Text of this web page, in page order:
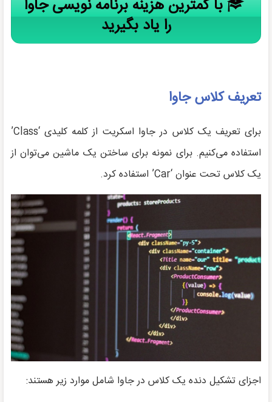
با کمترین هزینه برنامه نویسی جاوا
را یاد بگیرید
تعریف کلاس جاوا
برای تعریف یک کلاس در جاوا اسکریت از کلمه کلیدی ‘Class’
استفاده می‌کنیم. برای نمونه برای ساختن یک ماشین می‌توان از
یک کلاس تحت عنوان ‘Car’ استفاده کرد.
اجزای تشکیل دنده یک کلاس در جاوا شامل موارد زیر هستند: